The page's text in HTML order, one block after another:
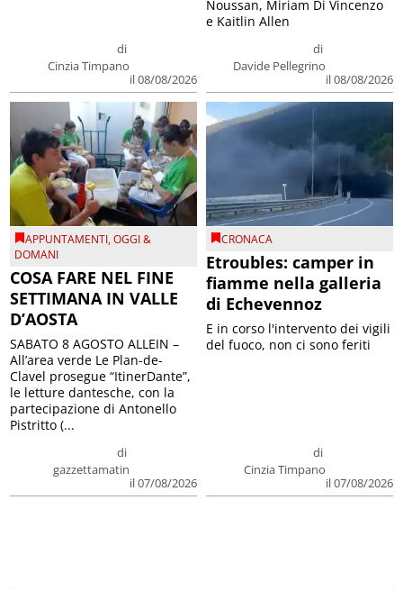
di
Cinzia Timpano
il 08/08/2026
di
Davide Pellegrino
il 08/08/2026
Noussan, Miriam Di Vincenzo
e Kaitlin Allen
APPUNTAMENTI,OGGI &
DOMANI
COSA FARE NEL FINE
SETTIMANA IN VALLE
D’AOSTA
di
gazzettamatin
il 07/08/2026
SABATO 8 AGOSTO ALLEIN –
All’area verde Le Plan-de-
Clavel prosegue “ItinerDante”,
le letture dantesche, con la
partecipazione di Antonello
Pistritto (...
CRONACA
Etroubles: camper in
fiamme nella galleria
di Echevennoz
di
Cinzia Timpano
il 07/08/2026
E in corso l'intervento dei vigili
del fuoco, non ci sono feriti